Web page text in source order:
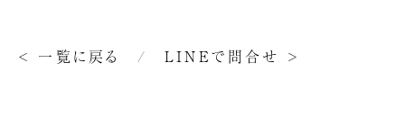
< 一覧に戻る /LINEで問合せ >